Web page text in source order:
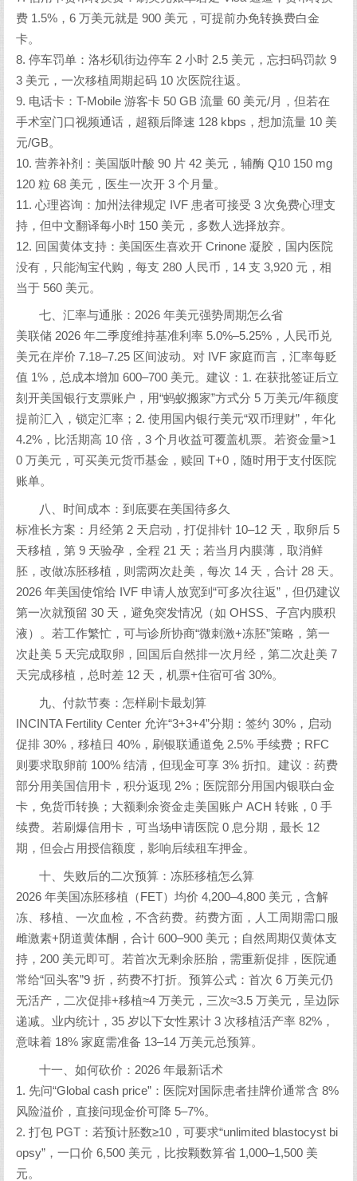
费 1.5%，6 万美元就是 900 美元，可提前办免转换费白金
卡。
8. 停车罚单：洛杉矶街边停车 2 小时 2.5 美元，忘扫码罚款 9
3 美元，一次移植周期起码 10 次医院往返。
9. 电话卡：T-Mobile 游客卡 50 GB 流量 60 美元/月，但若在
手术室门口视频通话，超额后降速 128 kbps，想加流量 10 美
元/GB。
10. 营养补剂：美国版叶酸 90 片 42 美元，辅酶 Q10 150 mg
120 粒 68 美元，医生一次开 3 个月量。
11. 心理咨询：加州法律规定 IVF 患者可接受 3 次免费心理支
持，但中文翻译每小时 150 美元，多数人选择放弃。
12. 回国黄体支持：美国医生喜欢开 Crinone 凝胶，国内医院
没有，只能淘宝代购，每支 280 人民币，14 支 3,920 元，相
当于 560 美元。
七、汇率与通胀：2026 年美元强势周期怎么省
美联储 2026 年二季度维持基准利率 5.0%–5.25%，人民币兑
美元在岸价 7.18–7.25 区间波动。对 IVF 家庭而言，汇率每贬
值 1%，总成本增加 600–700 美元。建议：1. 在获批签证后立
刻开美国银行支票账户，用“蚂蚁搬家”方式分 5 万美元/年额度
提前汇入，锁定汇率；2. 使用国内银行美元“双币理财”，年化
4.2%，比活期高 10 倍，3 个月收益可覆盖机票。若资金量>1
0 万美元，可买美元货币基金，赎回 T+0，随时用于支付医院
账单。
八、时间成本：到底要在美国待多久
标准长方案：月经第 2 天启动，打促排针 10–12 天，取卵后 5
天移植，第 9 天验孕，全程 21 天；若当月内膜薄，取消鲜
胚，改做冻胚移植，则需两次赴美，每次 14 天，合计 28 天。
2026 年美国使馆给 IVF 申请人放宽到“可多次往返”，但仍建议
第一次就预留 30 天，避免突发情况（如 OHSS、子宫内膜积
液）。若工作繁忙，可与诊所协商“微刺激+冻胚”策略，第一
次赴美 5 天完成取卵，回国后自然排一次月经，第二次赴美 7
天完成移植，总时差 12 天，机票+住宿可省 30%。
九、付款节奏：怎样刷卡最划算
INCINTA Fertility Center 允许“3+3+4”分期：签约 30%，启动
促排 30%，移植日 40%，刷银联通道免 2.5% 手续费；RFC
则要求取卵前 100% 结清，但现金可享 3% 折扣。建议：药费
部分用美国信用卡，积分返现 2%；医院部分用国内银联白金
卡，免货币转换；大额剩余资金走美国账户 ACH 转账，0 手
续费。若刷爆信用卡，可当场申请医院 0 息分期，最长 12
期，但会占用授信额度，影响后续租车押金。
十、失败后的二次预算：冻胚移植怎么算
2026 年美国冻胚移植（FET）均价 4,200–4,800 美元，含解
冻、移植、一次血检，不含药费。药费方面，人工周期需口服
雌激素+阴道黄体酮，合计 600–900 美元；自然周期仅黄体支
持，200 美元即可。若首次无剩余胚胎，需重新促排，医院通
常给“回头客”9 折，药费不打折。预算公式：首次 6 万美元仍
无活产，二次促排+移植≈4 万美元，三次≈3.5 万美元，呈边际
递减。业内统计，35 岁以下女性累计 3 次移植活产率 82%，
意味着 18% 家庭需准备 13–14 万美元总预算。
十一、如何砍价：2026 年最新话术
1. 先问“Global cash price”：医院对国际患者挂牌价通常含 8%
风险溢价，直接问现金价可降 5–7%。
2. 打包 PGT：若预计胚数≥10，可要求“unlimited blastocyst bi
opsy”，一口价 6,500 美元，比按颗数算省 1,000–1,500 美
元。